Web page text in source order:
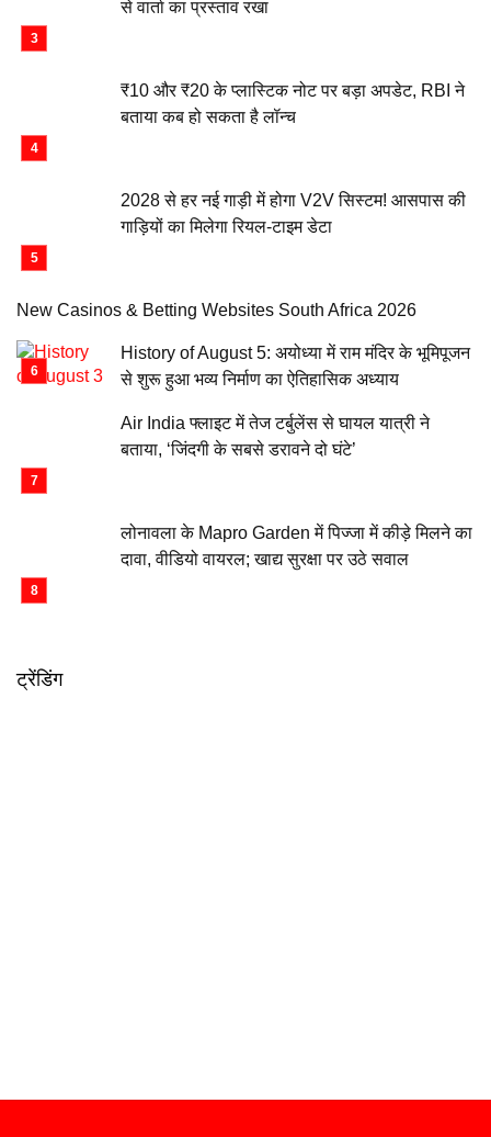
से वार्ता का प्रस्ताव रखा
₹10 और ₹20 के प्लास्टिक नोट पर बड़ा अपडेट, RBI ने
बताया कब हो सकता है लॉन्च
2028 से हर नई गाड़ी में होगा V2V सिस्टम! आसपास की
गाड़ियों का मिलेगा रियल-टाइम डेटा
New Casinos & Betting Websites South Africa 2026
History of August 5: अयोध्या में राम मंदिर के भूमिपूजन
से शुरू हुआ भव्य निर्माण का ऐतिहासिक अध्याय
Air India फ्लाइट में तेज टर्बुलेंस से घायल यात्री ने
बताया, ‘जिंदगी के सबसे डरावने दो घंटे’
लोनावला के Mapro Garden में पिज्जा में कीड़े मिलने का
दावा, वीडियो वायरल; खाद्य सुरक्षा पर उठे सवाल
ट्रेंडिंग